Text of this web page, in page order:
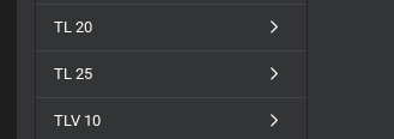
TL 20
TL 25
TLV 10